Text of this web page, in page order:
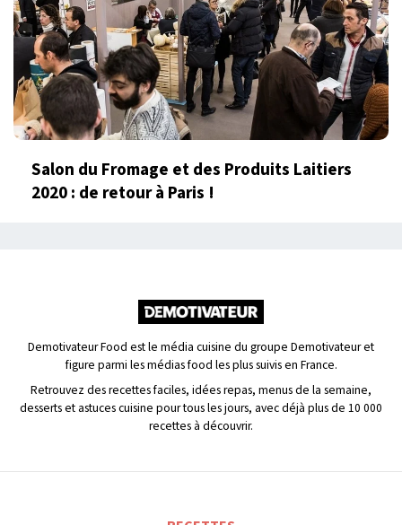
Salon du Fromage et des Produits Laitiers
2020 : de retour à Paris !
Demotivateur Food est le média cuisine du groupe Demotivateur et
figure parmi les médias food les plus suivis en France.
Retrouvez des recettes faciles, idées repas, menus de la semaine,
desserts et astuces cuisine pour tous les jours, avec déjà plus de 10 000
recettes à découvrir.